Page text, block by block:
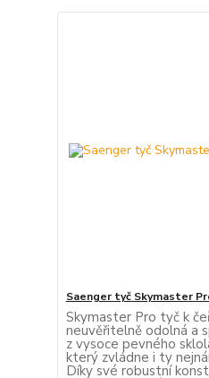
Saenger tyč Skymaster
Skymaster Pro tyč k
neuvěřitelně odolná a
z vysoce pevného
který zvládne i ty
Díky své robustní